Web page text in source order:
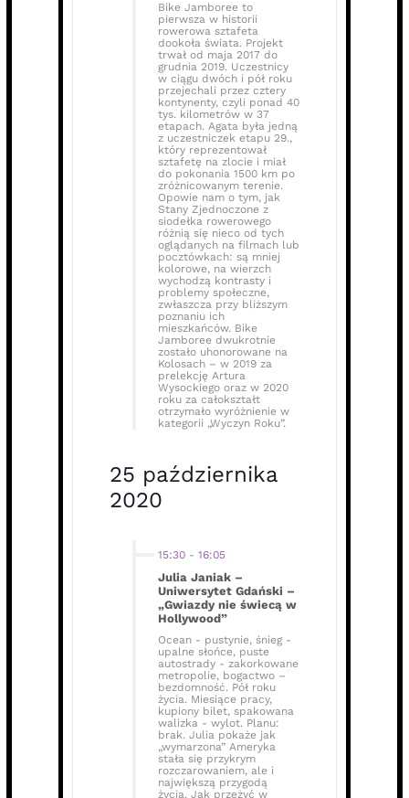
Bike Jamboree to
pierwsza w historii
rowerowa sztafeta
dookoła świata. Projekt
trwał od maja 2017 do
grudnia 2019. Uczestnicy
w ciągu dwóch i pół roku
przejechali przez cztery
kontynenty, czyli ponad 40
tys. kilometrów w 37
etapach. Agata była jedną
z uczestniczek etapu 29.,
który reprezentował
sztafetę na zlocie i miał
do pokonania 1500 km po
zróżnicowanym terenie.
Opowie nam o tym, jak
Stany Zjednoczone z
siodełka rowerowego
różnią się nieco od tych
oglądanych na filmach lub
pocztówkach: są mniej
kolorowe, na wierzch
wychodzą kontrasty i
problemy społeczne,
zwłaszcza przy bliższym
poznaniu ich
mieszkańców. Bike
Jamboree dwukrotnie
zostało uhonorowane na
Kolosach – w 2019 za
prelekcję Artura
Wysockiego oraz w 2020
roku za całokształt
otrzymało wyróżnienie w
kategorii „Wyczyn Roku”.
25 października
2020
15:30 - 16:05
Julia Janiak –
Uniwersytet Gdański –
„Gwiazdy nie świecą w
Hollywood”
Ocean - pustynie, śnieg -
upalne słońce, puste
autostrady - zakorkowane
metropolie, bogactwo –
bezdomność. Pół roku
życia. Miesiące pracy,
kupiony bilet, spakowana
walizka - wylot. Planu:
brak. Julia pokaże jak
„wymarzona” Ameryka
stała się przykrym
rozczarowaniem, ale i
największą przygodą
życia. Jak przeżyć w